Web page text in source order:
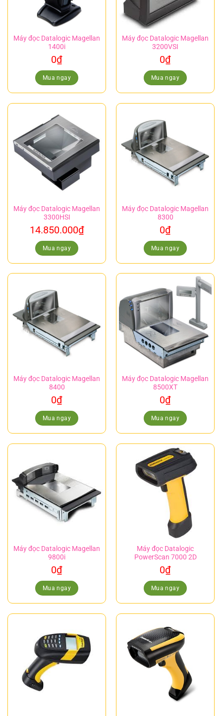
Máy đọc Datalogic Magellan
1400i
0₫
Mua ngay
Máy đọc Datalogic Magellan
3200VSI
0₫
Mua ngay
Máy đọc Datalogic Magellan
3300HSI
14.850.000₫
Mua ngay
Máy đọc Datalogic Magellan
8300
0₫
Mua ngay
Máy đọc Datalogic Magellan
8400
0₫
Mua ngay
Máy đọc Datalogic Magellan
8500XT
0₫
Mua ngay
Máy đọc Datalogic Magellan
9800i
0₫
Mua ngay
Máy đọc Datalogic
PowerScan 7000 2D
0₫
Mua ngay